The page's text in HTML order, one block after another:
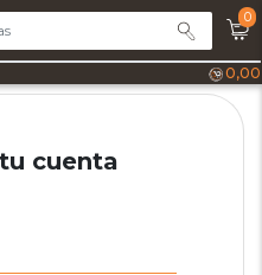
0
0,00
cuenta